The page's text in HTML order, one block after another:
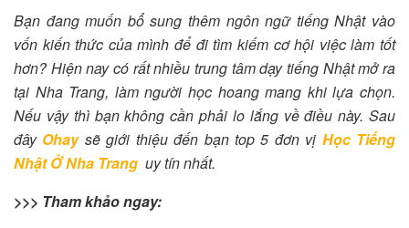
Bạn đang muốn bổ sung thêm ngôn ngữ tiếng Nhật vào
vốn kiến thức của mình để đi tìm kiếm cơ hội việc làm tốt
hơn? Hiện nay có rất nhiều trung tâm dạy tiếng Nhật mở ra
tại Nha Trang, làm người học hoang mang khi lựa chọn.
Nếu vậy thì bạn không cần phải lo lắng về điều này. Sau
đây Ohaysẽ giới thiệu đến bạn top 5 đơn vị Học Tiếng
Nhật Ở Nha Trang uy tín nhất.
>>> Tham khảo ngay: